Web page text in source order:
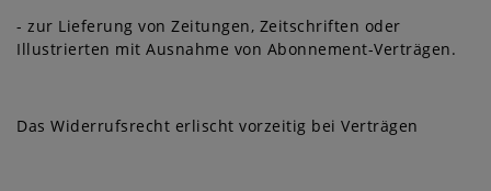
- zur Lieferung von Zeitungen, Zeitschriften oder
Illustrierten mit Ausnahme von Abonnement-Verträgen.
Das Widerrufsrecht erlischt vorzeitig bei Verträgen